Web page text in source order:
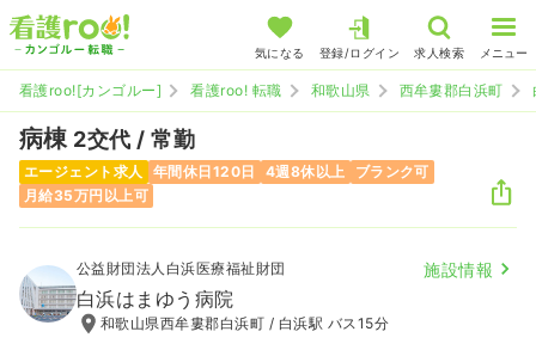
気になる 登録/ログイン 求人検索 メニュー
看護roo![カンゴルー] 看護roo! 転職 和歌山県 西牟婁郡白浜町
病棟 2交代 / 常勤
エージェント求人 年間休日120日 4週8休以上
ブランク可
月給35万円以上可
公益財団法人白浜医療福祉財団 施設情報
白浜はまゆう病院
和歌山県西牟婁郡白浜町 / 白浜駅 バス15分